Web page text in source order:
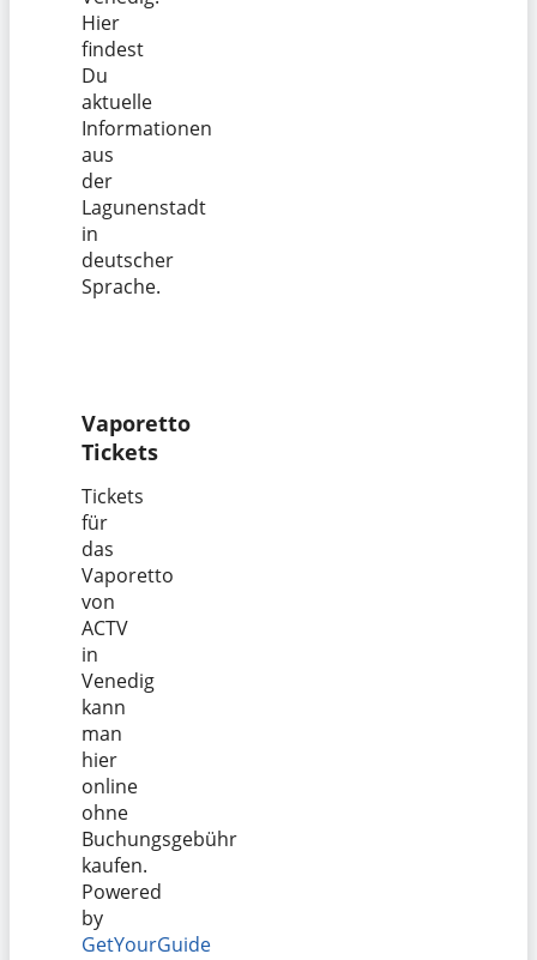
Hier
findest
Du
aktuelle
Informationen
aus
der
Lagunenstadt
in
deutscher
Sprache.
Vaporetto
Tickets
Tickets
für
das
Vaporetto
von
ACTV
in
Venedig
kann
man
hier
online
ohne
Buchungsgebühr
kaufen.
Powered
by
GetYourGuide